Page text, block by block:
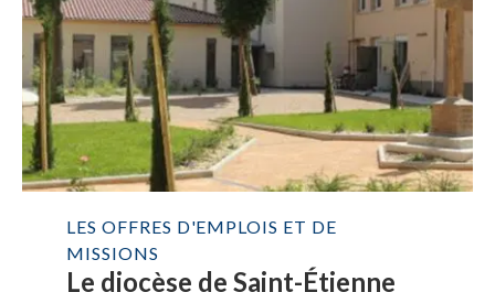
LES OFFRES D'EMPLOIS ET DE
MISSIONS
Le diocèse de Saint-Étienne